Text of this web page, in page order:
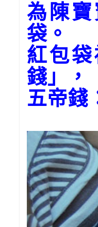
為陳
袋。
紅包
錢」，
五帝錢